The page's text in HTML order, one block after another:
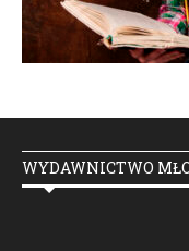
WYDAWNICTWO